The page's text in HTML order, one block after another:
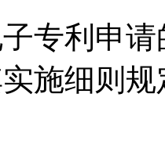
专利申
施细则